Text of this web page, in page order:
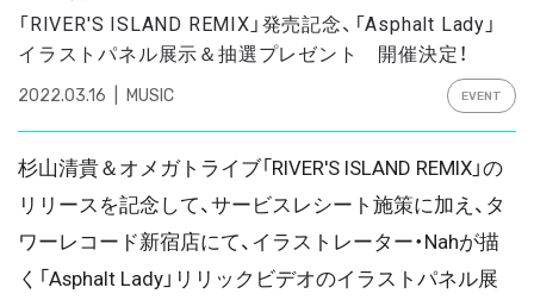
「RIVER'S ISLAND REMIX」発売記念、「Asphalt Lady」
イラストパネル展示＆抽選プレゼント 開催決定！
2022.03.16 MUSIC EVENT
杉山清貴＆オメガトライブ「RIVER'S ISLAND REMIX」の
リリースを記念して、サービスレシート施策に加え、タ
ワーレコード新宿店にて、イラストレーター・Nahが描
く「Asphalt Lady」リリックビデオのイラストパネル展